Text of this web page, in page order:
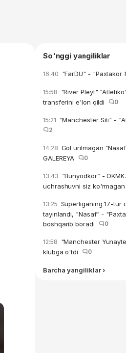
So'nggi yangiliklar
16:40 "FarDU" - "Paxtakor
15:58 "River Pleyt"
transferini e'lon qildi
0
15:21 "Manchester Siti" -
2
14:28 Gol urilmagan
GALEREYA
0
13:43 “Bunyodkor” -
uchrashuvni siz
13:25 Superliganing 17-tur
tayinlandi, "Nasaf" -
boshqarib boradi
0
12:58 "Manchester
klubga o'tdi
0
Barcha yangiliklar ›